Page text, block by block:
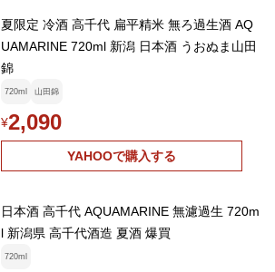
夏限定 冷酒 高千代 扁平精米 無ろ過生酒 AQ
UAMARINE 720ml 新潟 日本酒 うおぬま山田
錦
720ml 山田錦
¥2,090
YAHOOで購入する
日本酒 高千代 AQUAMARINE 無濾過生 720m
l 新潟県 高千代酒造 夏酒 爆買
720ml